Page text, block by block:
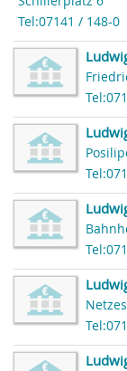
Tel:07141 / 148-0